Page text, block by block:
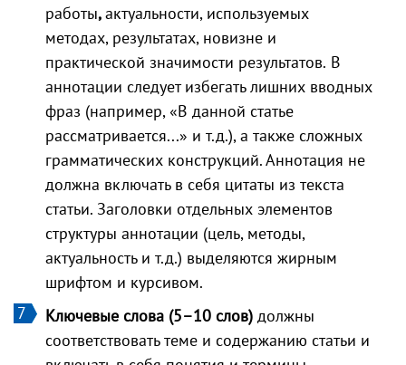
работы,актуальности, используемых
методах, результатах, новизне и
практической значимости результатов. В
аннотации следует избегать лишних вводных
фраз (например, «В данной статье
рассматривается...» и т.д.), а также сложных
грамматических конструкций. Аннотация не
должна включать в себя цитаты из текста
статьи. Заголовки отдельных элементов
структуры аннотации (цель, методы,
актуальность и т.д.) выделяются жирным
шрифтом и курсивом.
Ключевые слова (5–10 слов) должны
соответствовать теме и содержанию статьи и